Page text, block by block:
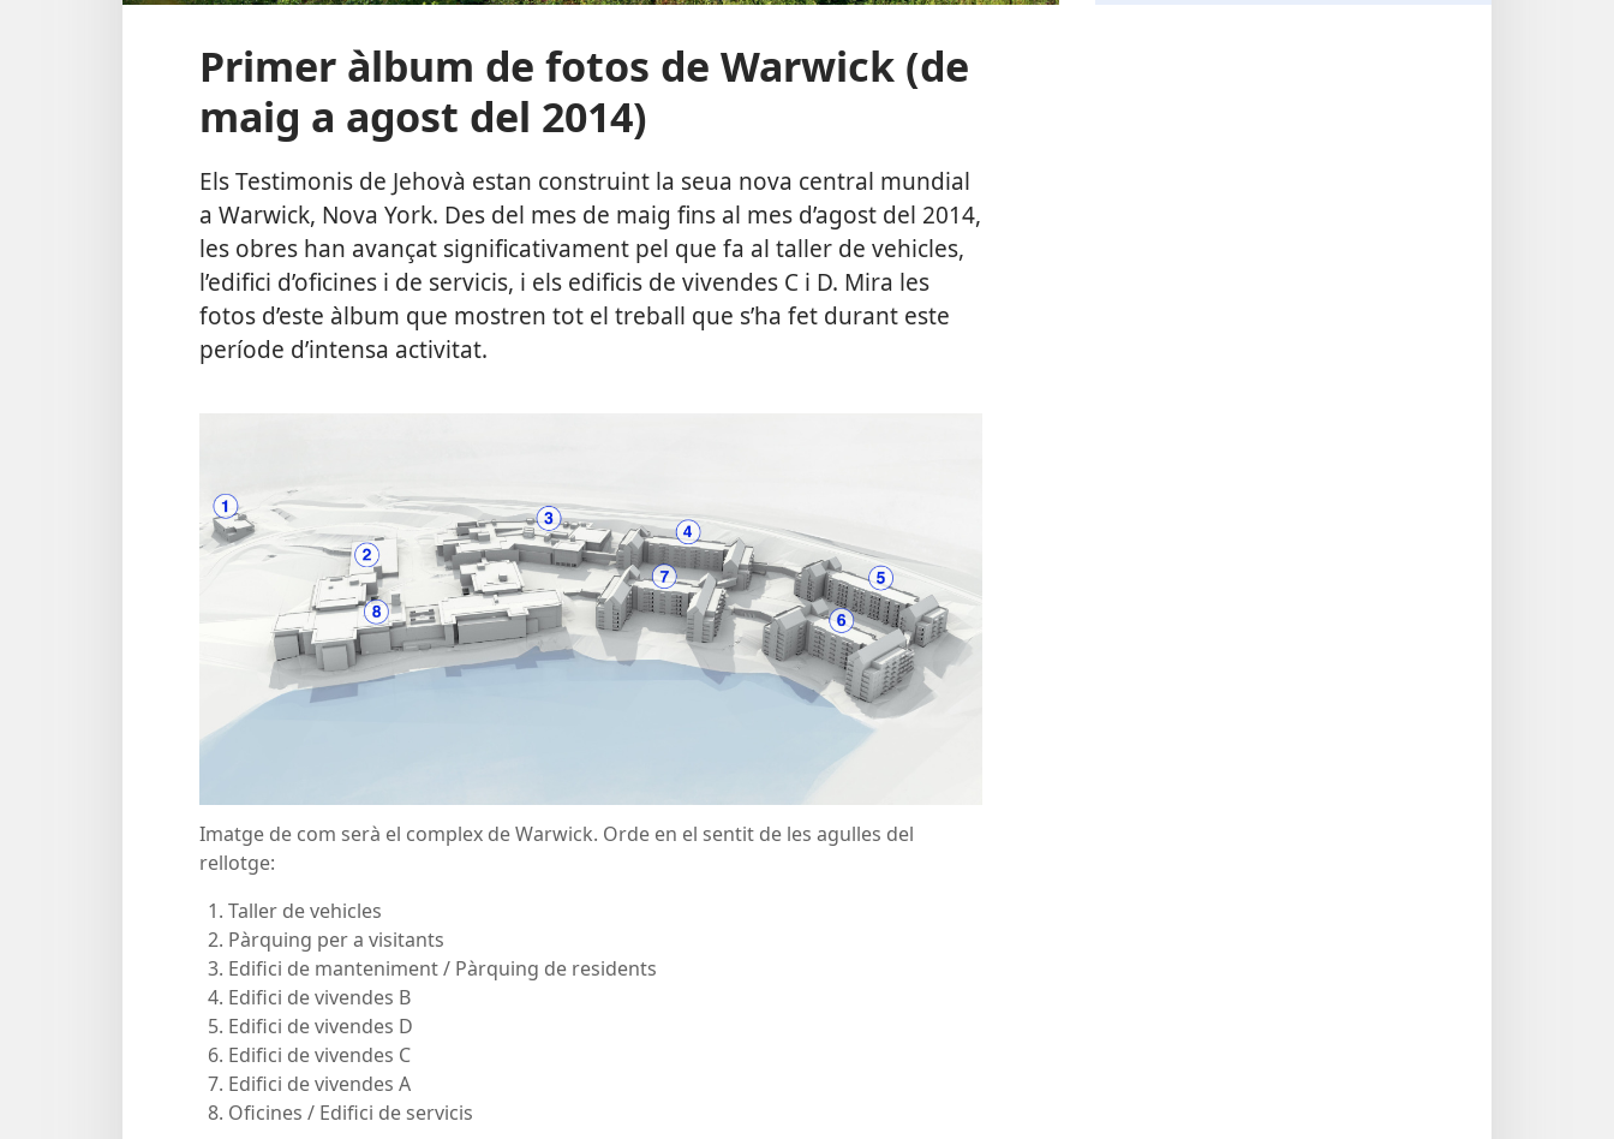
Primer àlbum de fotos de Warwick (de
maig a agost del 2014)
Els Testimonis de Jehovà estan construint la seua nova central mundial
a Warwick, Nova York. Des del mes de maig fins al mes d’agost del 2014,
les obres han avançat significativament pel que fa al taller de vehicles,
l’edifici d’oficines i de servicis, i els edificis de vivendes C i D. Mira les
fotos d’este àlbum que mostren tot el treball que s’ha fet durant este
període d’intensa activitat.
Imatge de com serà el complex de Warwick. Orde en el sentit de les agulles del
rellotge:
Taller de vehicles
Pàrquing per a visitants
Edifici de manteniment / Pàrquing de residents
Edifici de vivendes B
Edifici de vivendes D
Edifici de vivendes C
Edifici de vivendes A
Oficines / Edifici de servicis